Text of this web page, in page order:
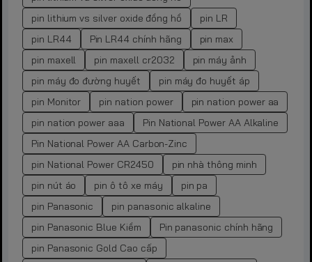
pin lithium vs silver oxide đồng hồ
pin LR
pin LR44
Pin LR44 chính hãng
pin max
pin maxell
pin maxell cr2032
pin máy ảnh
pin máy đo đường huyết
pin máy đo huyết áp
pin Monitor
pin nation power
pin nation power aa
pin nation power aaa
Pin National Power AA Alkaline
Pin National Power AA Carbon-Zinc
pin National Power CR2450
pin nhà thông minh
pin nút áo
pin ô tô xe máy
pin pa
pin Panasonic
pin panasonic alkaline
pin Panasonic Blue Kiềm
Pin panasonic chính hãng
pin Panasonic Gold Cao cấp